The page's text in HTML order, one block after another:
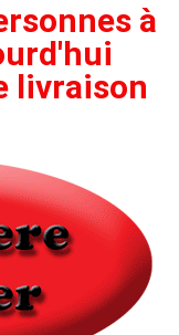
à
livraison